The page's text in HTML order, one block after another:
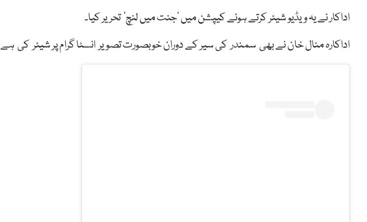
اداکار نے یہ ویڈیو شیئر کرتے ہوئے کیپشن میں ’جنت میں لنچ‘ تحریر کیا۔
اداکارہ منال خان نے بھی سمندر کی سیر کے دوران خوبصورت تصویر انسٹا گرام پر شیئر کی ہے